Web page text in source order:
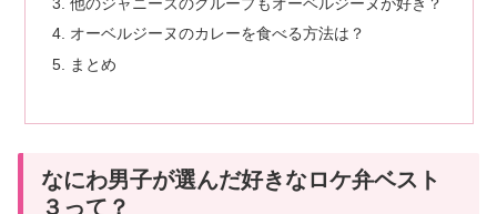
オーベルジーヌのカレーを食べる方法は？
まとめ
なにわ男子が選んだ好きなロケ弁ベスト
３って？